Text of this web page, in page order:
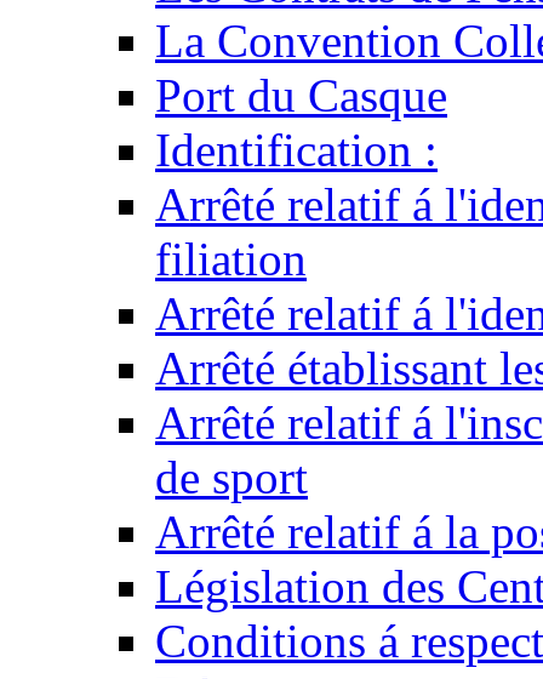
La Convention
Port du Casque
Identification :
Arrêté relatif á
filiation
Arrêté relatif á
Arrêté établissant
Arrêté relatif á
de sport
Arrêté relatif á la
Législation des
Conditions á